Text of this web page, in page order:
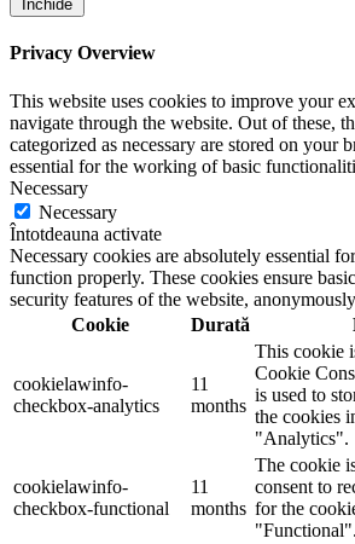
Închide
Privacy Overview
This website uses cookies to improve your
navigate through the website. Out of these,
categorized as necessary are stored on your
essential for the working of basic
Necessary
Necessary
Întotdeauna activate
Necessary cookies are absolutely essential
function properly. These cookies ensure
security features of the website,
Cookie
Durată
cookielawinfo-
checkbox-analytics
11
months
This cookie
Cookie
is used to
the cookies
"Analytics".
cookielawinfo-
checkbox-functional
11
months
The cookie
consent to
for the
"Functional".